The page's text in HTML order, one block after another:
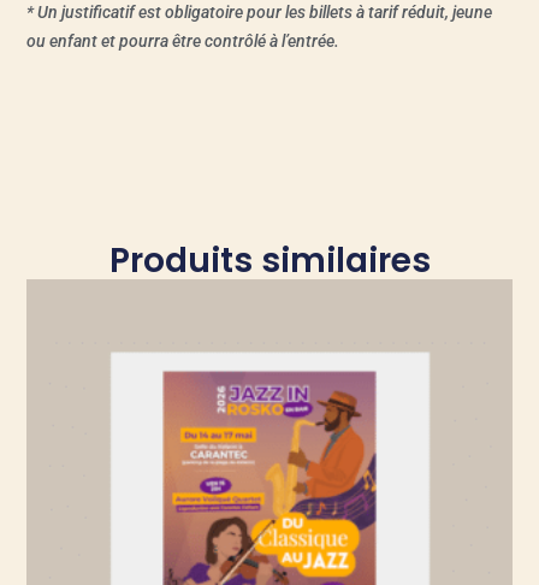
* Un justificatif est obligatoire pour les billets à tarif réduit, jeune
ou enfant et pourra être contrôlé à l’entrée.
Produits similaires